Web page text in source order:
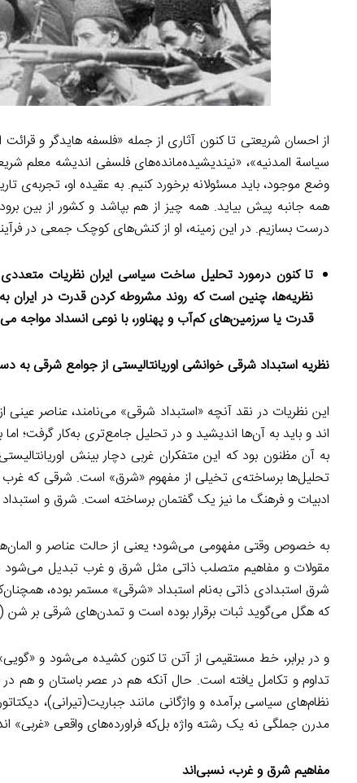
از احسان شریعتی تا کنون آثاری از جمله «فلسفه هایدگر و
سیاسة المدنیه»، «نیندیشیده‌مانده‌های فلسفی اندیشه
وضع موجود، باید مسئولانه برخورد کنیم. به عقیده او،
همه جانبه پیش بیاید. همه چیز از هم بپاشد و کشور از بین
درست بسازیم. در این زمینه، او از کنش‌های کوچک جمعی در
تا کنون درمورد تحلیل ساخت سیاسی ایران نظریات
نظریه‌ها، چنین است که روند مشروطه کردن قدرت در ایران
قدرت یا سرزمین‌های کم‌آب و پهناور، با نوعی انسداد
نظریه استبداد شرقی خوانشی اوریانتالیستی از جوامع شرقی
این نظریات در نقد آنچه «استبداد شرقی» می‌نامند، عناصر عینی
اند و باید به آن‌ها اندیشید و در تحلیل جامع‌تری به‌کار
به آن مظنون بود که این متفکران غربی دچار بینش
تحلیل‌ها برساخته‌ی تخیلی از مفهوم «شرق» است. شرقی که غرب
ادبیات و فرهنگ ما نیز یک گفتمان برساخته است. شرق و
به خصوص وقتی مفهومی می‌شود؛ یعنی از حالت عناصر و
مقولات و مفاهیم متصلب ذاتی مثل شرق و غرب تبدیل می‌شود
شرق استبدادی ذاتی به‌نام استبداد «شرقی» مستمر بوده،
که هگل می‌گوید ثبات برقرار بوده است و تمدن‌های شرقی بر شن
و در برابر، خط مستقیمی از آتن تا کنون کشیده می‌شود و
تداوم و تکامل یافته است. حال آنکه هم در عصر باستان و هم
نظام‌های سیاسی برآمده و واژگانی مانند جباریت(تیرانی)،
مدرن جملگی نه یک رشته واژه بل‌که فراورده‌های واقعی «غربی»
مفاهیم شرق و غرب، نسبی‌اند